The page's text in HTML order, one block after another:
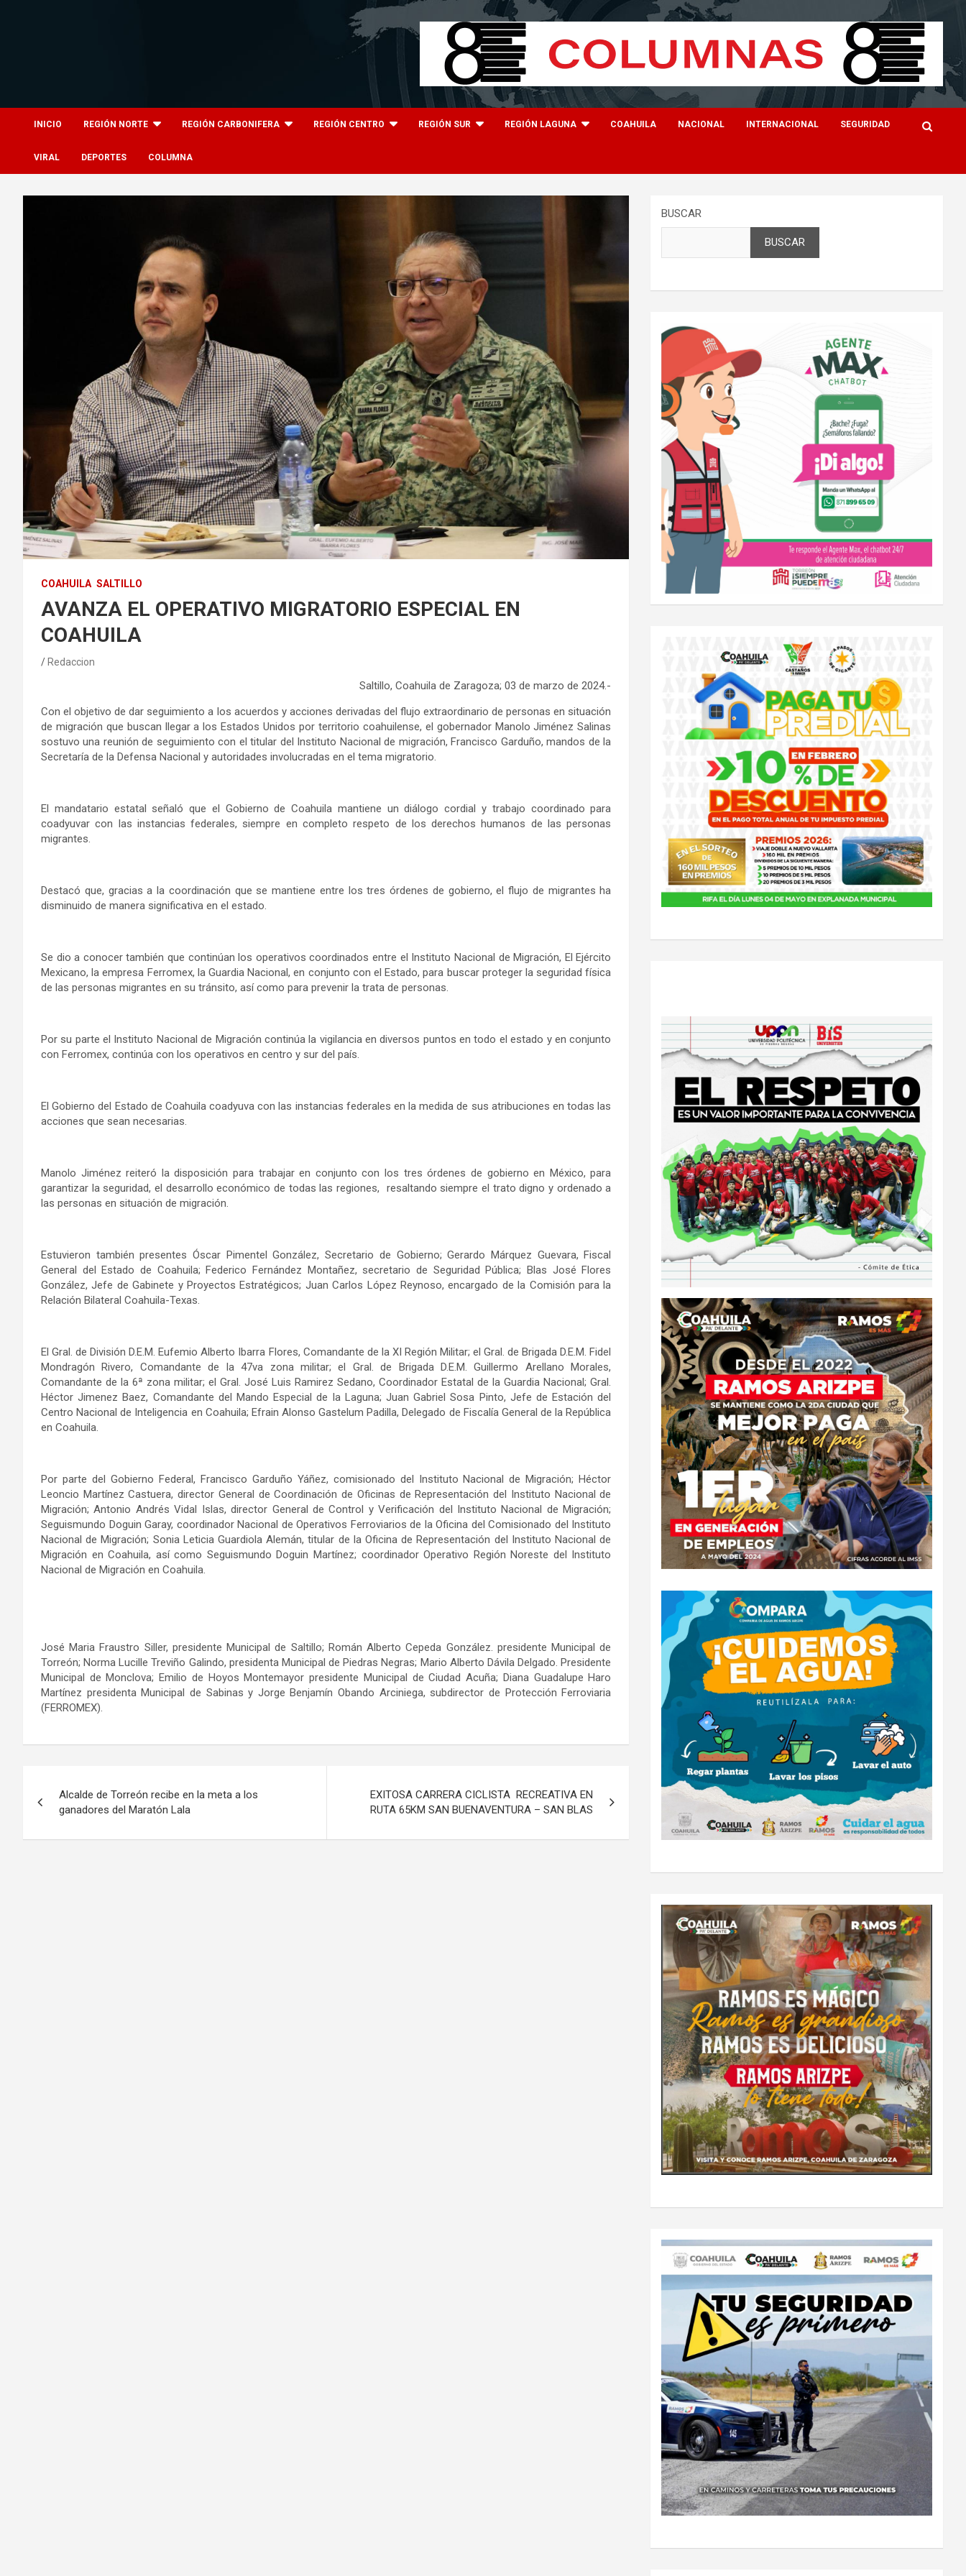
INICIO REGIÓN NORTE REGIÓN CARBONIFERA REGIÓN CENTRO REGIÓN SUR REGIÓN LAGUNA COAHUILA NACIONAL INTERNACIONAL SEGURIDAD
VIRAL DEPORTES COLUMNA
COAHUILA SALTILLO
AVANZA EL OPERATIVO MIGRATORIO ESPECIAL EN
COAHUILA
Redaccion
Saltillo, Coahuila de Zaragoza; 03 de marzo de 2024.-
Con el objetivo de dar seguimiento a los acuerdos y acciones derivadas del flujo extraordinario de personas en situación
de migración que buscan llegar a los Estados Unidos por territorio coahuilense, el gobernador Manolo Jiménez Salinas
sostuvo una reunión de seguimiento con el titular del Instituto Nacional de migración, Francisco Garduño, mandos de la
Secretaría de la Defensa Nacional y autoridades involucradas en el tema migratorio.
El mandatario estatal señaló que el Gobierno de Coahuila mantiene un diálogo cordial y trabajo coordinado para
coadyuvar con las instancias federales, siempre en completo respeto de los derechos humanos de las personas
migrantes.
Destacó que, gracias a la coordinación que se mantiene entre los tres órdenes de gobierno, el flujo de migrantes ha
disminuido de manera significativa en el estado.
Se dio a conocer también que continúan los operativos coordinados entre el Instituto Nacional de Migración, El Ejército
Mexicano, la empresa Ferromex, la Guardia Nacional, en conjunto con el Estado, para buscar proteger la seguridad física
de las personas migrantes en su tránsito, así como para prevenir la trata de personas.
Por su parte el Instituto Nacional de Migración continúa la vigilancia en diversos puntos en todo el estado y en conjunto
con Ferromex, continúa con los operativos en centro y sur del país.
El Gobierno del Estado de Coahuila coadyuva con las instancias federales en la medida de sus atribuciones en todas las
acciones que sean necesarias.
Manolo Jiménez reiteró la disposición para trabajar en conjunto con los tres órdenes de gobierno en México, para
garantizar la seguridad, el desarrollo económico de todas las regiones, resaltando siempre el trato digno y ordenado a
las personas en situación de migración.
Estuvieron también presentes Óscar Pimentel González, Secretario de Gobierno; Gerardo Márquez Guevara, Fiscal
General del Estado de Coahuila; Federico Fernández Montañez, secretario de Seguridad Pública; Blas José Flores
González, Jefe de Gabinete y Proyectos Estratégicos; Juan Carlos López Reynoso, encargado de la Comisión para la
Relación Bilateral Coahuila-Texas.
El Gral. de División D.E.M. Eufemio Alberto Ibarra Flores, Comandante de la XI Región Militar; el Gral. de Brigada D.E.M. Fidel
Mondragón Rivero, Comandante de la 47va zona militar; el Gral. de Brigada D.E.M. Guillermo Arellano Morales,
Comandante de la 6ª zona militar; el Gral. José Luis Ramirez Sedano, Coordinador Estatal de la Guardia Nacional; Gral.
Héctor Jimenez Baez, Comandante del Mando Especial de la Laguna; Juan Gabriel Sosa Pinto, Jefe de Estación del
Centro Nacional de Inteligencia en Coahuila; Efrain Alonso Gastelum Padilla, Delegado de Fiscalía General de la República
en Coahuila.
Por parte del Gobierno Federal, Francisco Garduño Yáñez, comisionado del Instituto Nacional de Migración; Héctor
Leoncio Martínez Castuera, director General de Coordinación de Oficinas de Representación del Instituto Nacional de
Migración; Antonio Andrés Vidal Islas, director General de Control y Verificación del Instituto Nacional de Migración;
Seguismundo Doguin Garay, coordinador Nacional de Operativos Ferroviarios de la Oficina del Comisionado del Instituto
Nacional de Migración; Sonia Leticia Guardiola Alemán, titular de la Oficina de Representación del Instituto Nacional de
Migración en Coahuila, así como Seguismundo Doguin Martínez; coordinador Operativo Región Noreste del Instituto
Nacional de Migración en Coahuila.
José Maria Fraustro Siller, presidente Municipal de Saltillo; Román Alberto Cepeda González. presidente Municipal de
Torreón; Norma Lucille Treviño Galindo, presidenta Municipal de Piedras Negras; Mario Alberto Dávila Delgado. Presidente
Municipal de Monclova; Emilio de Hoyos Montemayor presidente Municipal de Ciudad Acuña; Diana Guadalupe Haro
Martínez presidenta Municipal de Sabinas y Jorge Benjamín Obando Arciniega, subdirector de Protección Ferroviaria
(FERROMEX).
de
entradas
Alcalde de Torreón recibe en la meta a los
ganadores del Maratón Lala
EXITOSA CARRERA CICLISTA RECREATIVA EN
RUTA 65KM SAN BUENAVENTURA – SAN BLAS
BUSCAR
BUSCAR